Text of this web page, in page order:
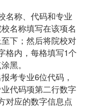
称、代码和专业
名称填写在该项名
下；然后将院校对
格内，每格填写1个
黑。
考专业6位代码，
代码项第二行数字
对应的数字信息点